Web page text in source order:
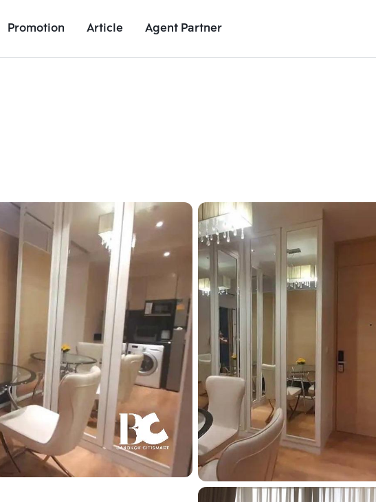
Promotion Article Agent Partner
Unit Details
Add comparative units
Number 2
Add comparative